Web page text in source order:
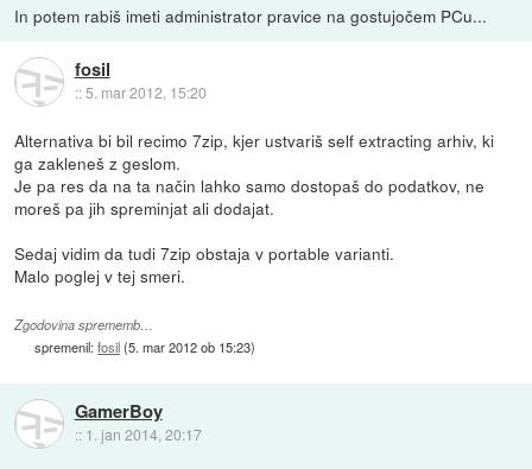
In potem rabiš imeti administrator pravice na gostujočem PCu...
fosil
::5. mar 2012, 15:20
Alternativa bi bil recimo 7zip, kjer ustvariš self extracting arhiv, ki
ga zakleneš z geslom.
Je pa res da na ta način lahko samo dostopaš do podatkov, ne
moreš pa jih spreminjat ali dodajat.
Sedaj vidim da tudi 7zip obstaja v portable varianti.
Malo poglej v tej smeri.
Zgodovina sprememb…
spremenil:fosil(5. mar 2012 ob 15:23)
GamerBoy
:: 1. jan 2014, 20:17